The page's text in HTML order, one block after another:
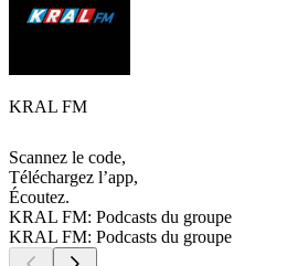
KRAL FM
Scannez le code,
Téléchargez l’app,
Écoutez.
KRAL FM: Podcasts du groupe
KRAL FM: Podcasts du groupe